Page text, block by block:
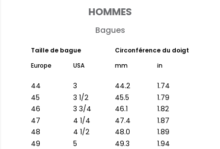
HOMMES
Bagues
Taille de bague
Circonférence du doigt
Europe
USA mm in
44 3 44.2
1.74
45
3 1/2 45.5
1.79
46
3 3/4 46.1
1.82
47
4 1/4 47.4
1.87
48
4 1/2 48.0
1.89
49
5 49.3
1.94